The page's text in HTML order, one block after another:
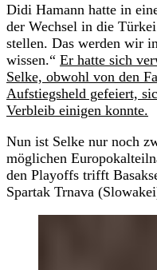
Didi Hamann hatte in
der Wechsel in die
stellen. Das werden wir
wissen.“ Er hatte sich
Selke, obwohl von den
Aufstiegsheld gefeiert,
Verbleib einigen konnte.
Nun ist Selke nur noch
möglichen
den Playoffs trifft
Spartak Trnava